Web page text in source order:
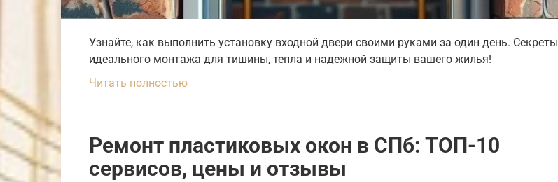
Узнайте, как выполнить установку входной двери своими руками за один день. Секреты
идеального монтажа для тишины, тепла и надежной защиты вашего жилья!
Читать полностью
Ремонт пластиковых окон в СПб: ТОП-10
сервисов, цены и отзывы